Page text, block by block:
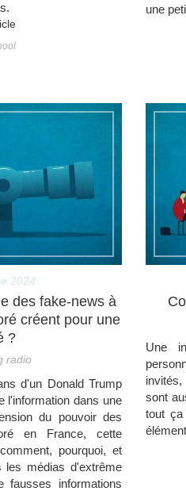
une
2024
des fake-news à
créent pour une
?
radio
d'un Donald Trump
l'information dans une
du pouvoir des
en France, cette
pourquoi, et
les médias d'extrême
fausses informations
Une
sont
tout ça